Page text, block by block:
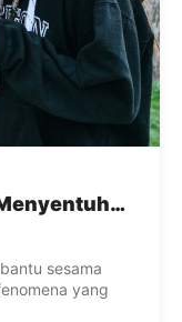
sesama
yang